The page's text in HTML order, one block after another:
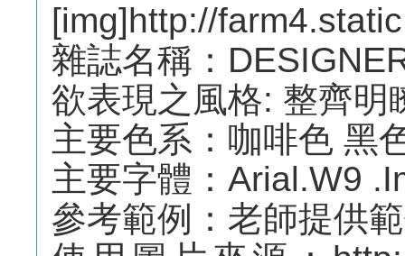
[img]http://
雜誌名稱：
欲表現之風格: 整齊明
主要色系：咖啡色 黑
主要字體：Arial.W9
參考範例：老師提供